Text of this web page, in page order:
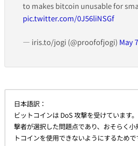
to makes bitcoin unusable for
pic.twitter.com/0J56liNSGf
— iris.to/jogi (@proofofjogi) May
日本語訳：
ビットコインは DoS 攻撃を受けています
撃者が選択した問題点であり、おそらく
トコインを使用できないようにするためで